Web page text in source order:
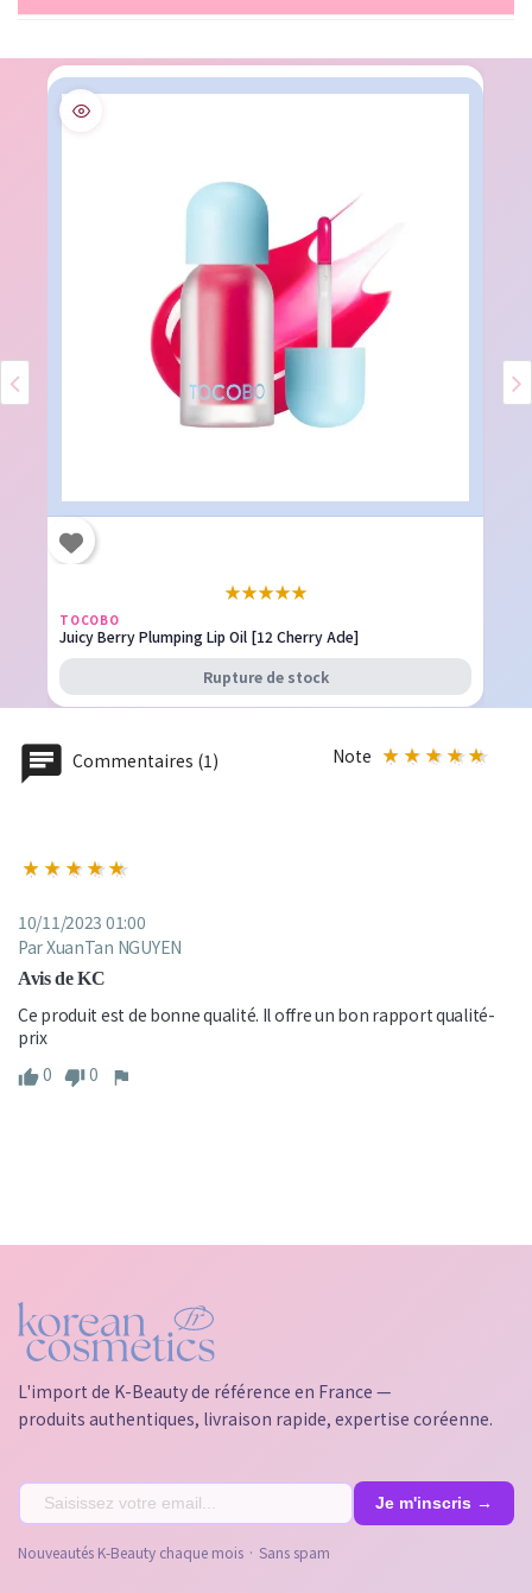
★★★★★
TOCOBO
Juicy Berry Plumping Lip Oil [12 Cherry Ade]
Rupture de stock
Commentaires (1) Note
10/11/2023 01:00
Par XuanTan NGUYEN
Avis de KC
Ce produit est de bonne qualité. Il offre un bon rapport qualité-
prix
0
0
L'import de K-Beauty de référence en France —
produits authentiques, livraison rapide, expertise coréenne.
Nouveautés K-Beauty chaque mois · Sans spam